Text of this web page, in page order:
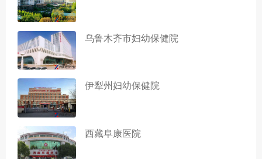
乌鲁木齐市妇幼保健院
伊犁州妇幼保健院
西藏阜康医院